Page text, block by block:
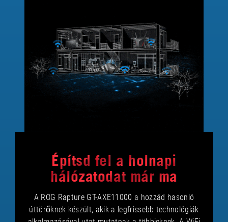
Építsd fel a holnapi
hálózatodat már ma
A ROG Rapture GT-AXE11000 a hozzád hasonló
úttörőknek készült, akik a legfrissebb technológiák